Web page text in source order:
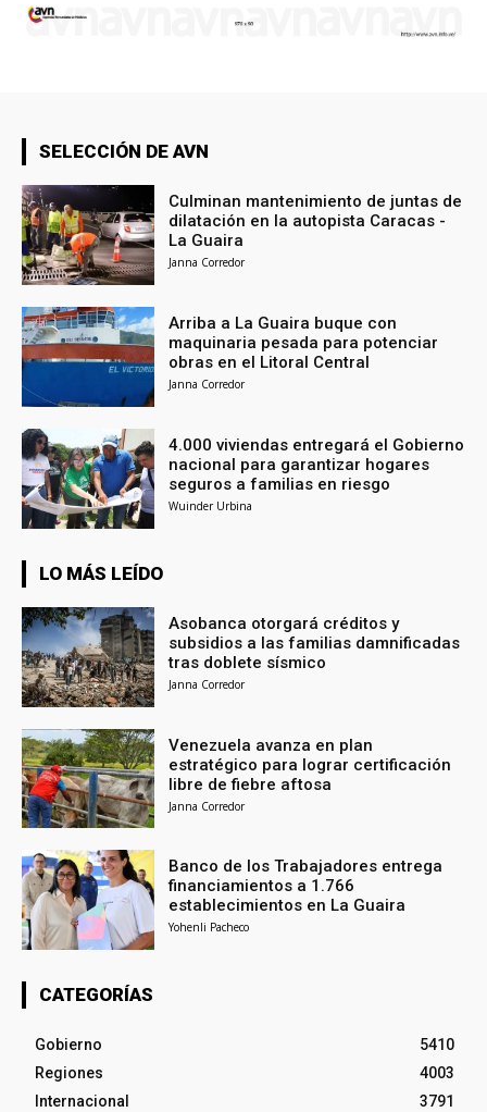
SELECCIÓN DE AVN
Culminan mantenimiento de juntas de
dilatación en la autopista Caracas -
La Guaira
Janna Corredor
Arriba a La Guaira buque con
maquinaria pesada para potenciar
obras en el Litoral Central
Janna Corredor
4.000 viviendas entregará el Gobierno
nacional para garantizar hogares
seguros a familias en riesgo
Wuinder Urbina
LO MÁS LEÍDO
Asobanca otorgará créditos y
subsidios a las familias damnificadas
tras doblete sísmico
Janna Corredor
Venezuela avanza en plan
estratégico para lograr certificación
libre de fiebre aftosa
Janna Corredor
Banco de los Trabajadores entrega
financiamientos a 1.766
establecimientos en La Guaira
Yohenli Pacheco
CATEGORÍAS
Gobierno
5410
Regiones
4003
Internacional
3791